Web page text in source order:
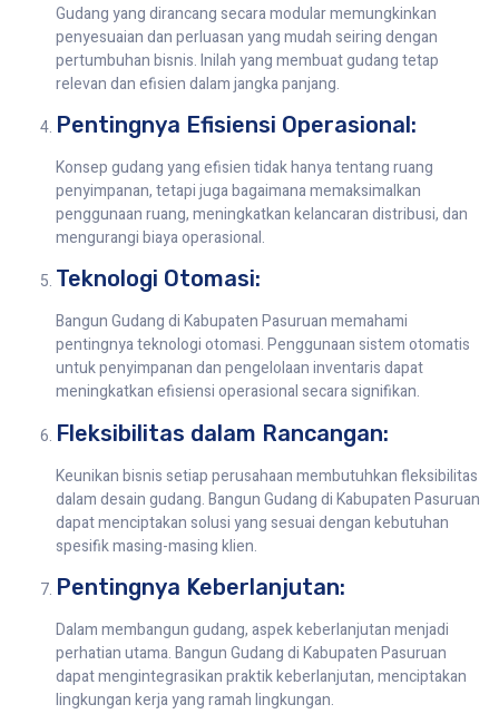
Gudang yang dirancang secara modular memungkinkan
penyesuaian dan perluasan yang mudah seiring dengan
pertumbuhan bisnis. Inilah yang membuat gudang tetap
relevan dan efisien dalam jangka panjang.
Pentingnya Efisiensi Operasional:
Konsep gudang yang efisien tidak hanya tentang ruang
penyimpanan, tetapi juga bagaimana memaksimalkan
penggunaan ruang, meningkatkan kelancaran distribusi, dan
mengurangi biaya operasional.
Teknologi Otomasi:
Bangun Gudang di Kabupaten Pasuruan memahami
pentingnya teknologi otomasi. Penggunaan sistem otomatis
untuk penyimpanan dan pengelolaan inventaris dapat
meningkatkan efisiensi operasional secara signifikan.
Fleksibilitas dalam Rancangan:
Keunikan bisnis setiap perusahaan membutuhkan fleksibilitas
dalam desain gudang. Bangun Gudang di Kabupaten Pasuruan
dapat menciptakan solusi yang sesuai dengan kebutuhan
spesifik masing-masing klien.
Pentingnya Keberlanjutan:
Dalam membangun gudang, aspek keberlanjutan menjadi
perhatian utama. Bangun Gudang di Kabupaten Pasuruan
dapat mengintegrasikan praktik keberlanjutan, menciptakan
lingkungan kerja yang ramah lingkungan.